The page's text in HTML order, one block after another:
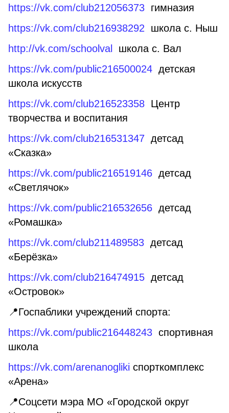
https://vk.com/club212056373 гимназия
https://vk.com/club216938292 школа с. Ныш
http://vk.com/schoolval
школа с. Вал
https://vk.com/public216500024 детская
школа искусств
https://vk.com/club216523358 Центр
творчества и воспитания
https://vk.com/club216531347 детсад
«Сказка»
https://vk.com/public216519146 детсад
«Светлячок»
https://vk.com/public216532656 детсад
«Ромашка»
https://vk.com/club211489583 детсад
«Берёзка»
https://vk.com/club216474915 детсад
«Островок»
📍Госпаблики учреждений спорта:
https://vk.com/public216448243 спортивная
школа
https://vk.com/arenanogliki спорткомплекс
«Арена»
📍Соцсети мэра МО «Городской округ